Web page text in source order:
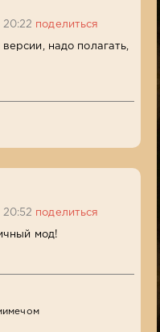
поделиться
надо полагать,
поделиться
мод!